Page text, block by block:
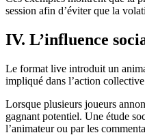
session afin d’éviter que la
IV. L’influence
Le format live introduit un
impliqué dans l’action
Lorsque plusieurs joueurs
gagnant potentiel. Une étude
l’animateur ou par les